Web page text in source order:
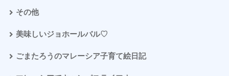
その他
美味しいジョホールバル♡
ごまたろうのマレーシア子育て絵日記